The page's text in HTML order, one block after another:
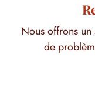
Nous offrons
de